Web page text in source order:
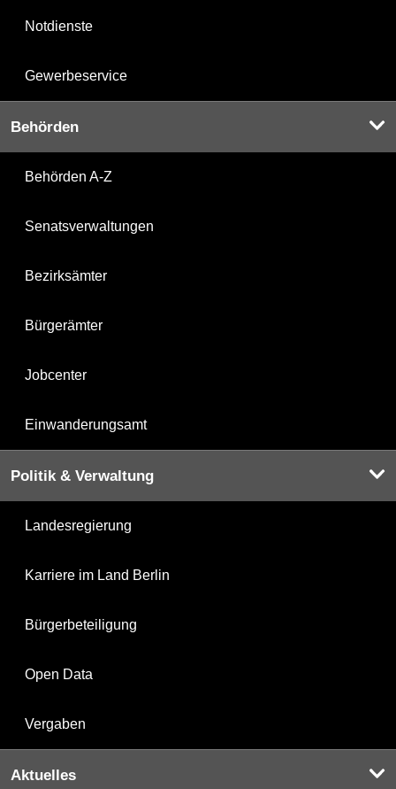
Notdienste
Gewerbeservice
Behörden
Behörden A-Z
Senatsverwaltungen
Bezirksämter
Bürgerämter
Jobcenter
Einwanderungsamt
Politik & Verwaltung
Landesregierung
Karriere im Land Berlin
Bürgerbeteiligung
Open Data
Vergaben
Aktuelles